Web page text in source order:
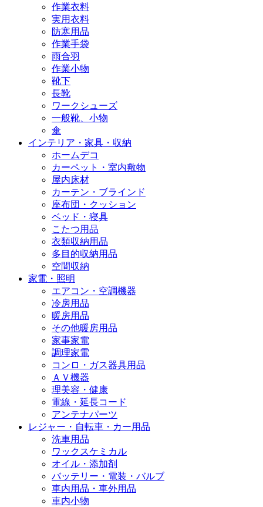
作業衣料
実用衣料
防寒用品
作業手袋
雨合羽
作業小物
靴下
長靴
ワークシューズ
一般靴、小物
傘
インテリア・家具・収納
ホームデコ
カーペット・室内敷物
屋内床材
カーテン・ブラインド
座布団・クッション
ベッド・寝具
こたつ用品
衣類収納用品
多目的収納用品
空間収納
家電・照明
エアコン・空調機器
冷房用品
暖房用品
その他暖房用品
家事家電
調理家電
コンロ・ガス器具用品
ＡＶ機器
理美容・健康
電線・延長コード
アンテナパーツ
レジャー・自転車・カー用品
洗車用品
ワックスケミカル
オイル・添加剤
バッテリー・電装・バルブ
車内用品・車外用品
車内小物